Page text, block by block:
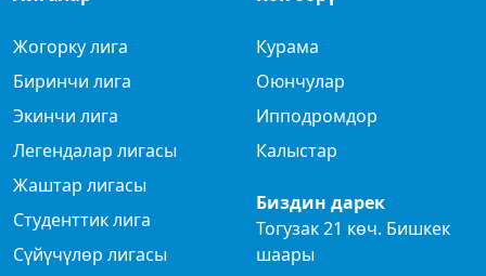
Жогорку лига
Биринчи лига
Экинчи лига
Легендалар лигасы
Жаштар лигасы
Студенттик лига
Сүйүчүлөр лигасы
Курама
Оюнчулар
Ипподромдор
Калыстар
Биздин дарек
Тогузак 21 көч. Бишкек
шаары